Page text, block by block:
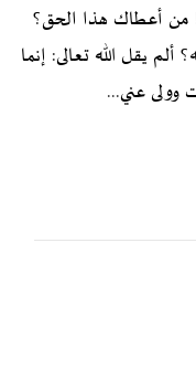
من أعطاك هذا الحق؟
يقل الله تعالى: إنما
وولى عني...